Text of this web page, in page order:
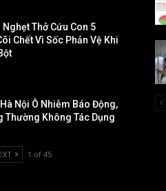
Nghẹt Thở Cứu Con 5
Chết Vì Sốc Phản Vệ Khi
Nội Ô Nhiễm Báo Động,
Thường Không Tác Dụng
1 of 45